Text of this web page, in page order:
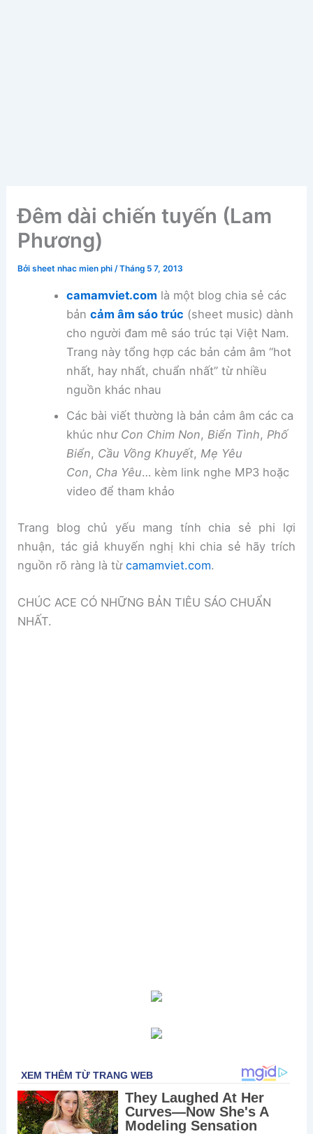
Đêm dài chiến tuyến (Lam
Phương)
Bởisheet nhac mien phi/Tháng 5 7, 2013
camamviet.com là một blog chia sẻ các
bản cảm âm sáo trúc (sheet music) dành
cho người đam mê sáo trúc tại Việt Nam.
Trang này tổng hợp các bản cảm âm “hot
nhất, hay nhất, chuẩn nhất” từ nhiều
nguồn khác nhau
Các bài viết thường là bản cảm âm các ca
khúc như Con Chim Non, Biển Tình, Phố
Biển, Cầu Vồng Khuyết, Mẹ Yêu
Con, Cha Yêu… kèm link nghe MP3 hoặc
video để tham khảo
Trang blog chủ yếu mang tính chia sẻ phi lợi
nhuận, tác giả khuyến nghị khi chia sẻ hãy trích
nguồn rõ ràng là từcamamviet.com.
CHÚC ACE CÓ NHỮNG BẢN TIÊU SÁO CHUẨN
NHẤT.